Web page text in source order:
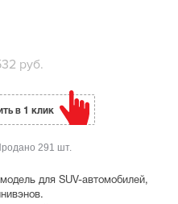
для SUV-автомобилей,
руб.
в 1 клик
291 шт.